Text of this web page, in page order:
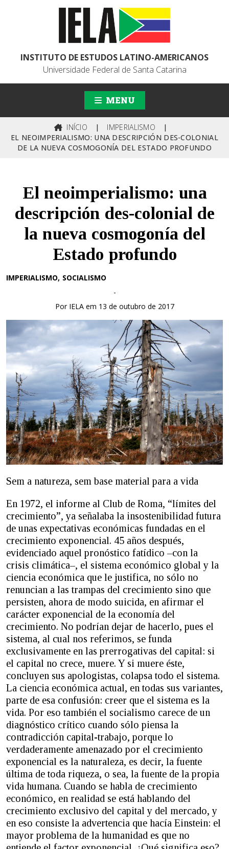
INSTITUTO DE ESTUDOS LATINO-AMERICANOS
Universidade Federal de Santa Catarina
MENU
INÍCIO | IMPERIALISMO
|
EL NEOIMPERIALISMO: UNA DESCRIPCIÓN DES-COLONIAL
DE LA NUEVA COSMOGONÍA DEL ESTADO PROFUNDO
El neoimperialismo: una
descripción des-colonial de
la nueva cosmogonía del
Estado profundo
IMPERIALISMO SOCIALISMO
-
Por IELA em 13 de outubro de 2017
Sem a natureza, sem base material para a vida
En 1972, el informe al Club de Roma, “límites del
crecimiento”, ya señalaba la insostenibilidad futura
de unas expectativas económicas fundadas en el
crecimiento exponencial. 45 años después,
evidenciado aquel pronóstico fatídico –con la
crisis climática–, el sistema económico global y la
ciencia económica que le justifica, no sólo no
renuncian a las trampas del crecimiento sino que
persisten, ahora de modo suicida, en afirmar el
carácter exponencial de la economía del
crecimiento. No podrían dejar de hacerlo, pues el
sistema, al cual nos referimos, se funda
exclusivamente en las prerrogativas del capital: si
el capital no crece, muere. Y si muere éste,
concluyen sus apologistas, colapsa todo el sistema.
La ciencia económica actual, en todas sus variantes,
parte de esa confusión: creer que el sistema es la
vida. Por eso también el socialismo carece de un
diagnóstico crítico cuando sólo piensa la
contradicción capital-trabajo, porque lo
verdaderamente amenazado por el crecimiento
exponencial es la naturaleza, es decir, la fuente
última de toda riqueza, o sea, la fuente de la propia
vida humana. Cuando se habla de crecimiento
económico, en realidad se está hablando del
crecimiento exclusivo del capital y del mercado, y
en eso consiste la advertencia que hacía Einstein: el
mayor problema de la humanidad es que no